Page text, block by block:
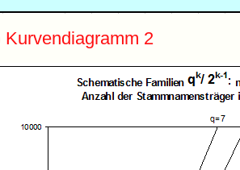
Kurvendiagramm 2